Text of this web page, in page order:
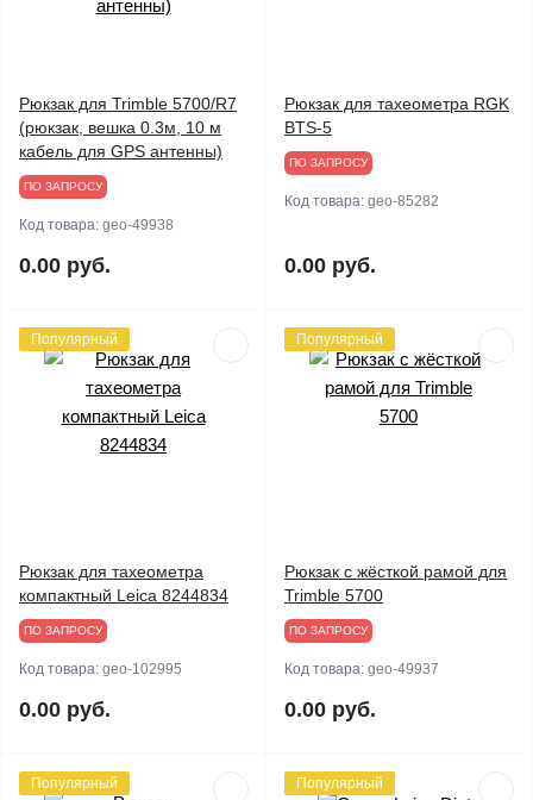
Рюкзак для Trimble 5700/R7
(рюкзак, вешка 0.3м, 10 м
кабель для GPS антенны)
ПО ЗАПРОСУ
Код товара: geo-49938
0.00 руб.
Рюкзак для тахеометра RGK
BTS-5
ПО ЗАПРОСУ
Код товара: geo-85282
0.00 руб.
Популярный
Рюкзак для тахеометра
компактный Leica 8244834
ПО ЗАПРОСУ
Код товара: geo-102995
0.00 руб.
Популярный
Рюкзак с жёсткой рамой для
Trimble 5700
ПО ЗАПРОСУ
Код товара: geo-49937
0.00 руб.
Популярный Популярный